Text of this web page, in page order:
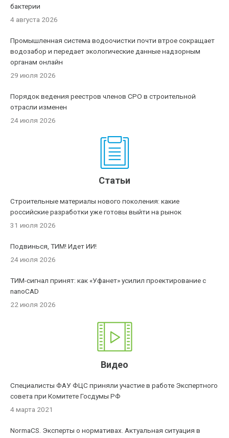
бактерии
4 августа 2026
Промышленная система водоочистки почти втрое сокращает
водозабор и передает экологические данные надзорным
органам онлайн
29 июля 2026
Порядок ведения реестров членов СРО в строительной
отрасли изменен
24 июля 2026
Статьи
Строительные материалы нового поколения: какие
российские разработки уже готовы выйти на рынок
31 июля 2026
Подвинься, ТИМ! Идет ИИ!
24 июля 2026
ТИМ-сигнал принят: как «Уфанет» усилил проектирование с
nanoCAD
22 июля 2026
Видео
Специалисты ФАУ ФЦС приняли участие в работе Экспертного
совета при Комитете Госдумы РФ
4 марта 2021
NormaCS. Эксперты о нормативах. Актуальная ситуация в